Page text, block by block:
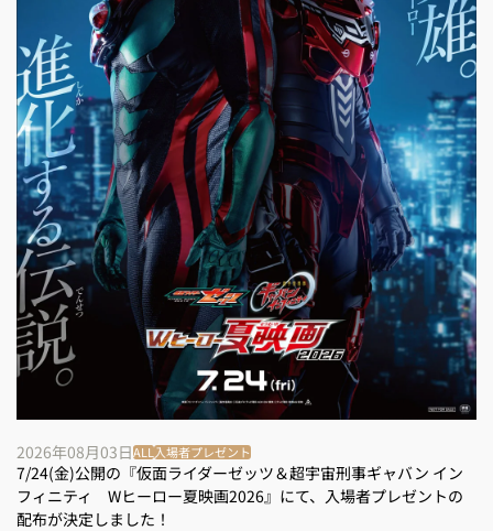
2026年08月03日ALL入場者プレゼント
7/24(金)公開の『仮面ライダーゼッツ＆超宇宙刑事ギャバン イン
フィニティ Wヒーロー夏映画2026』にて、入場者プレゼントの
配布が決定しました！